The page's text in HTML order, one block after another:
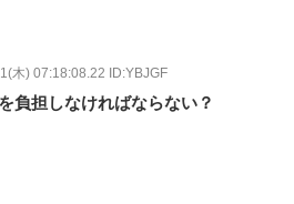
木) 07:18:08.22 ID:YBJGF
負担しなければならない？